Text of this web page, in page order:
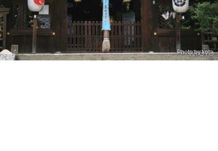
Photo bykota